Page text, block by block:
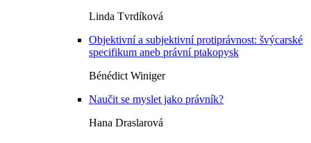
Linda Tvrdíková
Objektivní a subjektivní protiprávnost: švýcarské
specifikum aneb právní ptakopysk
Bénédict Winiger
Naučit se myslet jako právník?
Hana Draslarová